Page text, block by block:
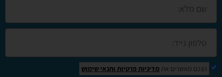
הנכם מאשרים את מדיניות פרטיות ותנאי שימוש